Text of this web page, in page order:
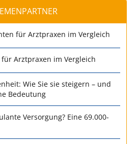
für Arztpraxen im Vergleich
Arztpraxen im Vergleich
Wie Sie sie steigern – und
Bedeutung
Versorgung? Eine 69.000-